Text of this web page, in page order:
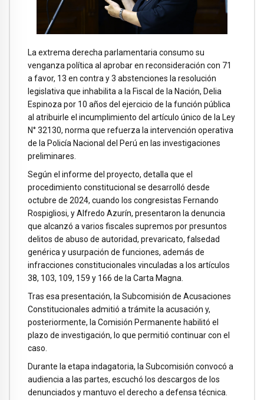
La extrema derecha parlamentaria consumo su
venganza política al aprobar en reconsideración con 71
a favor, 13 en contra y 3 abstenciones la resolución
legislativa que inhabilita a la Fiscal de la Nación, Delia
Espinoza por 10 años del ejercicio de la función pública
al atribuirle el incumplimiento del artículo único de la Ley
N° 32130, norma que refuerza la intervención operativa
de la Policía Nacional del Perú en las investigaciones
preliminares.
Según el informe del proyecto, detalla que el
procedimiento constitucional se desarrolló desde
octubre de 2024, cuando los congresistas Fernando
Rospigliosi, y Alfredo Azurín, presentaron la denuncia
que alcanzó a varios fiscales supremos por presuntos
delitos de abuso de autoridad, prevaricato, falsedad
genérica y usurpación de funciones, además de
infracciones constitucionales vinculadas a los artículos
38, 103, 109, 159 y 166 de la Carta Magna.
Tras esa presentación, la Subcomisión de Acusaciones
Constitucionales admitió a trámite la acusación y,
posteriormente, la Comisión Permanente habilitó el
plazo de investigación, lo que permitió continuar con el
caso.
Durante la etapa indagatoria, la Subcomisión convocó a
audiencia a las partes, escuchó los descargos de los
denunciados y mantuvo el derecho a defensa técnica.